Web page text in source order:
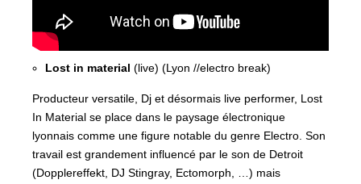
Lost in material (live) (Lyon //electro break)
Producteur versatile, Dj et désormais live performer, Lost
In Material se place dans le paysage électronique
lyonnais comme une figure notable du genre Electro. Son
travail est grandement influencé par le son de Detroit
(Dopplereffekt, DJ Stingray, Ectomorph, …) mais